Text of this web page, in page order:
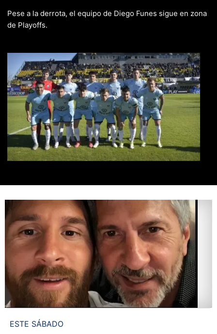
Pese a la derrota, el equipo de Diego Funes sigue en zona
de Playoffs.
ESTE SÁBADO